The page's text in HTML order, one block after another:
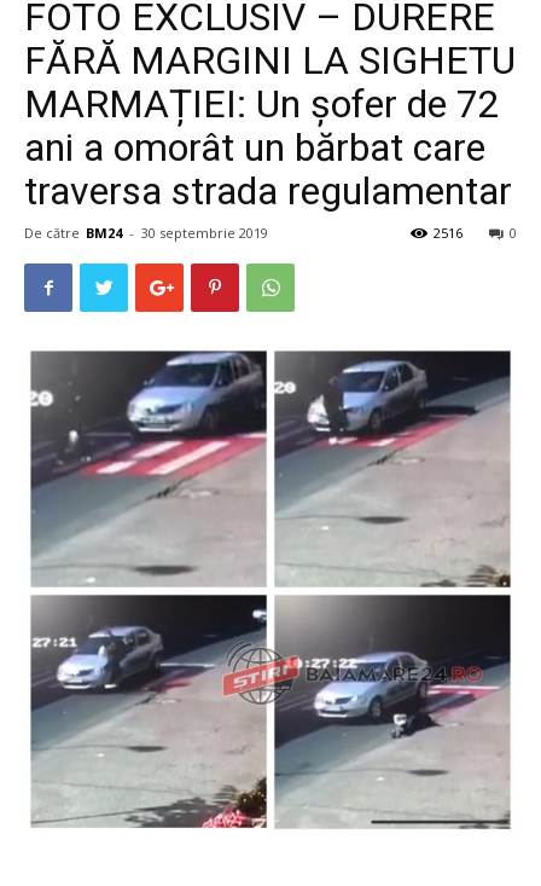
FOTO EXCLUSIV – DURERE
FĂRĂ MARGINI LA SIGHETU
MARMAȚIEI: Un șofer de 72
ani a omorât un bărbat care
traversa strada regulamentar
De către BM24 - 30 septembrie 2019 0
2516